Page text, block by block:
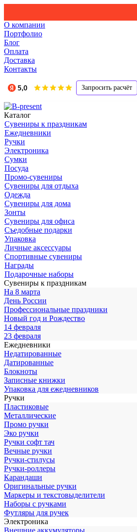
О компании
Портфолио
Блог
Оплата
Доставка
Контакты
Запросить расчёт
Каталог
Сувениры к праздникам
Ежедневники
Ручки
Электроника
Сумки
Посуда
Промо-сувениры
Сувениры для отдыха
Одежда
Сувениры для дома
Зонты
Сувениры для офиса
Съедобные подарки
Упаковка
Личные аксессуары
Спортивные сувениры
Награды
Подарочные наборы
Сувениры к праздникам
На 8 марта
День России
Профессиональные праздники
Новый год и Рождество
14 февраля
23 февраля
Ежедневники
Недатированные
Датированные
Блокноты
Записные книжки
Упаковка для ежедневников
Ручки
Пластиковые
Металлические
Промо ручки
Эко ручки
Ручки софт тач
Вечные ручки
Ручки-стилусы
Ручки-роллеры
Карандаши
Оригинальные ручки
Маркеры и текстовыделители
Наборы с ручками
Футляры для ручек
Электроника
Внешние аккумуляторы